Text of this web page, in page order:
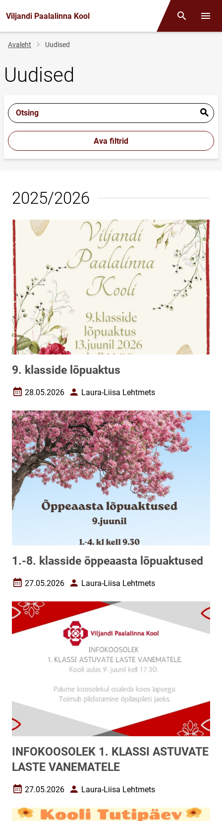
Viljandi Paalalinna Kool Otsing
Jälglink
Avaleht Uudised
Uudised
Otsing
Ava filtrid
2025/2026
9. klasside lõpuaktus
Loomise kuupäev
28.05.2026 AutorLaura-Liisa Lehtmets
1.-8. klasside õppeaasta lõpuaktused
Loomise kuupäev
27.05.2026 AutorLaura-Liisa Lehtmets
INFOKOOSOLEK 1. KLASSI ASTUVATE
LASTE VANEMATELE
Loomise kuupäev
27.05.2026 AutorLaura-Liisa Lehtmets